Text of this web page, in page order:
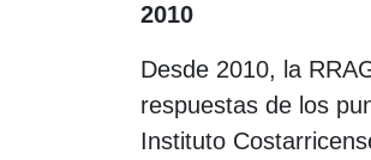
2010
Desde 2010, la
respuestas de los
Instituto